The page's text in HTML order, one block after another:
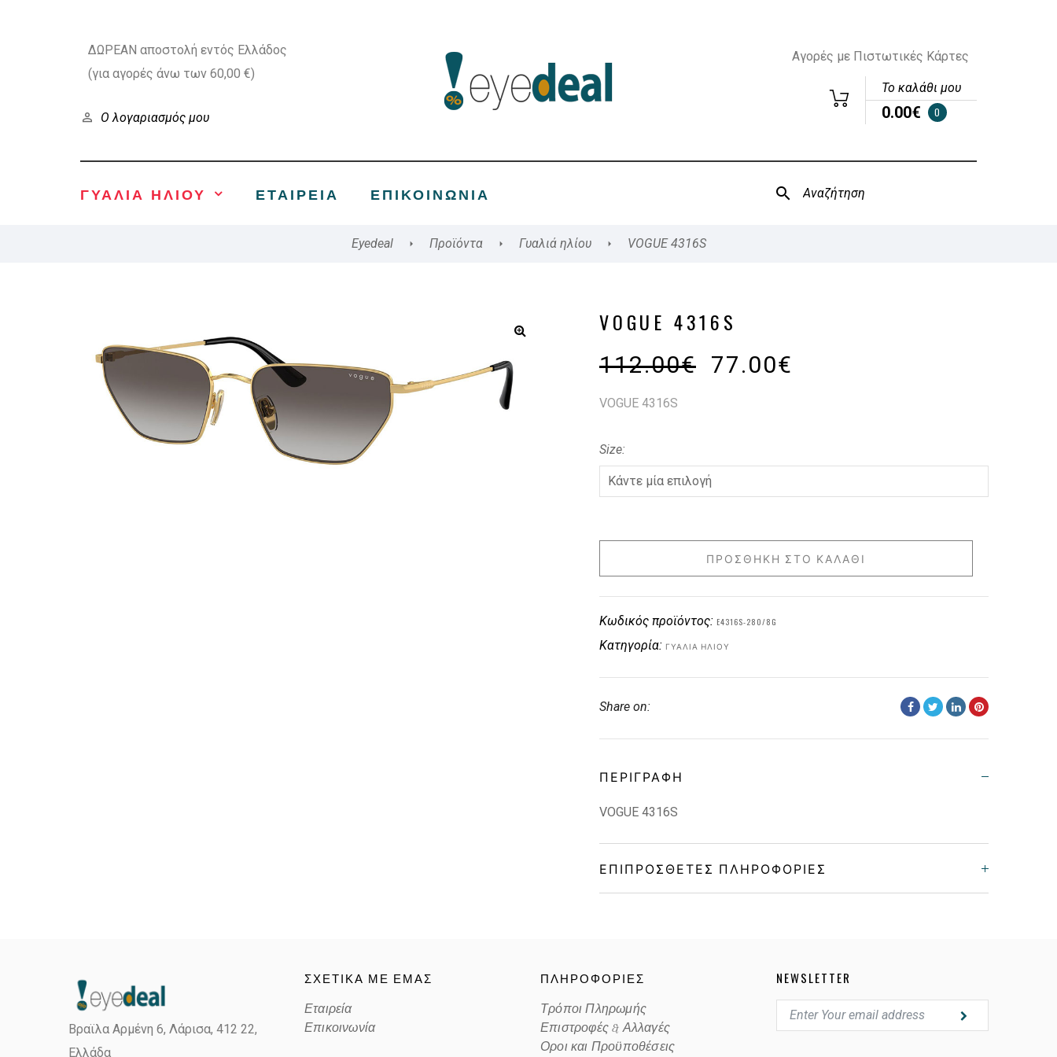
ΔΩΡΕΑΝ αποστολή εντός Ελλάδος
(για αγορές άνω των 60,00 €)
Ο λογαριασμός μου
Αγορές με Πιστωτικές Κάρτες
Το καλάθι μου
0.00€ 0
ΓΥΑΛΙΑ ΗΛΙΟΥ ΕΤΑΙΡΕΊΑ ΕΠΙΚΟΙΝΩΝΊΑ
Eyedeal Προϊόντα Γυαλιά ηλίου VOGUE 4316S
VOGUE 4316S
112.00€ 77.00€
VOGUE 4316S
Size
ΠΡΟΣΘΉΚΗ ΣΤΟ ΚΑΛΆΘΙ
Κωδικός προϊόντος: E4316S-280/8G
Κατηγορία: ΓΥΑΛΙΆ ΗΛΊΟΥ
Share on:
ΠΕΡΙΓΡΑΦΉ
VOGUE 4316S
ΕΠΙΠΡΌΣΘΕΤΕΣ ΠΛΗΡΟΦΟΡΊΕΣ
Lens Color GRADIENT GRAY
Βραϊλα Αρμένη 6, Λάρισα, 412 22,
Ελλάδα
ΣΧΕΤΙΚΑ ΜΕ ΕΜΑΣ
Εταιρεία
Επικοινωνία
ΠΛΗΡΟΦΟΡΙΕΣ
Τρόποι Πληρωμής
Επιστροφές & Αλλαγές
Οροι και Προϋποθέσεις
NEWSLETTER